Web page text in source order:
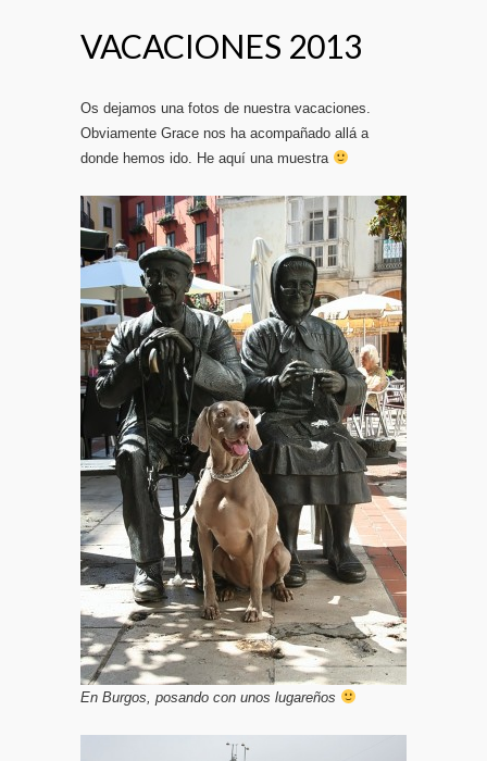
VACACIONES 2013
Os dejamos una fotos de nuestra vacaciones.
Obviamente Grace nos ha acompañado allá a
donde hemos ido. He aquí una muestra
En Burgos, posando con unos lugareños